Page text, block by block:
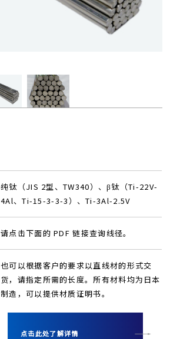
纯钛（JIS 2型、TW340）、β钛（Ti-22V-
4Al、Ti-15-3-3-3）、Ti-3Al-2.5V
请点击下面的 PDF 链接查询线径。
也可以根据客户的要求以直线材的形式交
货，请指定所需的长度。所有材料均为日本
制造，可以提供材质证明书。
点击此处了解详情